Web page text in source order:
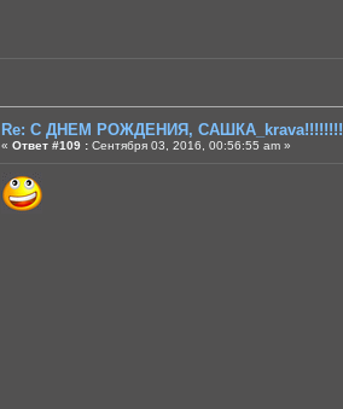
Re: C ДНЕМ РОЖДЕНИЯ, САШКА_krava!!!!!!!!
« Ответ #109 : Сентября 03, 2016, 00:56:55 am »